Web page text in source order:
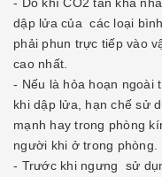
dập lửa của các loại
phải phun trực tiếp vào
cao nhất.
- Nếu là hỏa hoạn ngoài
khi dập lửa, hạn chế sử
mạnh hay trong phòng
người khi ở trong phòng.
- Trước khi ngưng sử